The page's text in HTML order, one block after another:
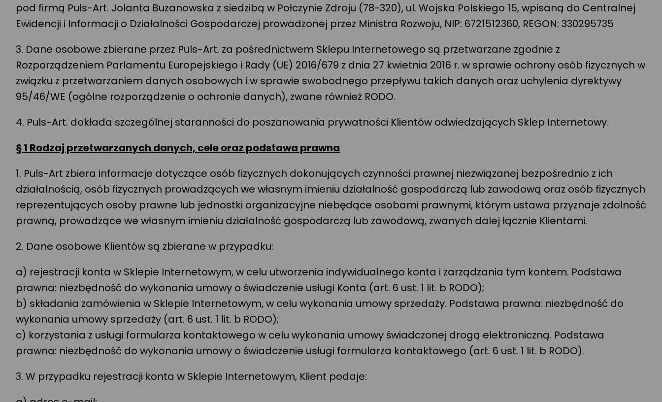
pod firmą Puls-Art. Jolanta Buzanowska z siedzibą w Połczynie Zdroju (78-320), ul. Wojska Polskiego 15, wpisaną do Centralnej
Ewidencji i Informacji o Działalności Gospodarczej prowadzonej przez Ministra Rozwoju, NIP: 6721512360, REGON: 330295735
3. Dane osobowe zbierane przez Puls-Art. za pośrednictwem Sklepu Internetowego są przetwarzane zgodnie z
Rozporządzeniem Parlamentu Europejskiego i Rady (UE) 2016/679 z dnia 27 kwietnia 2016 r. w sprawie ochrony osób fizycznych w
związku z przetwarzaniem danych osobowych i w sprawie swobodnego przepływu takich danych oraz uchylenia dyrektywy
95/46/WE (ogólne rozporządzenie o ochronie danych), zwane również RODO.
4. Puls-Art. dokłada szczególnej staranności do poszanowania prywatności Klientów odwiedzających Sklep Internetowy.
§ 1 Rodzaj przetwarzanych danych, cele oraz podstawa prawna
1. Puls-Art zbiera informacje dotyczące osób fizycznych dokonujących czynności prawnej niezwiązanej bezpośrednio z ich
działalnością, osób fizycznych prowadzących we własnym imieniu działalność gospodarczą lub zawodową oraz osób fizycznych
reprezentujących osoby prawne lub jednostki organizacyjne niebędące osobami prawnymi, którym ustawa przyznaje zdolność
prawną, prowadzące we własnym imieniu działalność gospodarczą lub zawodową, zwanych dalej łącznie Klientami.
2. Dane osobowe Klientów są zbierane w przypadku:
a) rejestracji konta w Sklepie Internetowym, w celu utworzenia indywidualnego konta i zarządzania tym kontem. Podstawa
prawna: niezbędność do wykonania umowy o świadczenie usługi Konta (art. 6 ust. 1 lit. b RODO);
b) składania zamówienia w Sklepie Internetowym, w celu wykonania umowy sprzedaży. Podstawa prawna: niezbędność do
wykonania umowy sprzedaży (art. 6 ust. 1 lit. b RODO);
c) korzystania z usługi formularza kontaktowego w celu wykonania umowy świadczonej drogą elektroniczną. Podstawa
prawna: niezbędność do wykonania umowy o świadczenie usługi formularza kontaktowego (art. 6 ust. 1 lit. b RODO).
3. W przypadku rejestracji konta w Sklepie Internetowym, Klient podaje: